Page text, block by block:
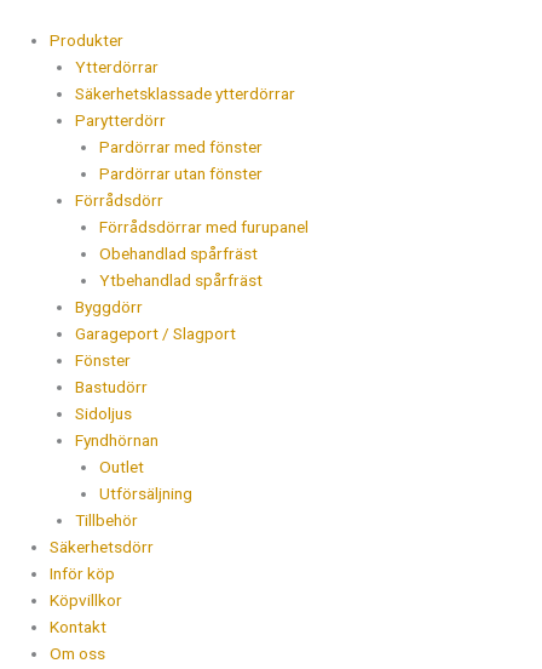
Produkter
Ytterdörrar
Säkerhetsklassade ytterdörrar
Parytterdörr
Pardörrar med fönster
Pardörrar utan fönster
Förrådsdörr
Förrådsdörrar med furupanel
Obehandlad spårfräst
Ytbehandlad spårfräst
Byggdörr
Garageport / Slagport
Fönster
Bastudörr
Sidoljus
Fyndhörnan
Outlet
Utförsäljning
Tillbehör
Säkerhetsdörr
Inför köp
Köpvillkor
Kontakt
Om oss